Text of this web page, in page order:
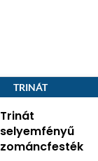
TRINÁT
Trinát
selyemfényű
zománcfesték